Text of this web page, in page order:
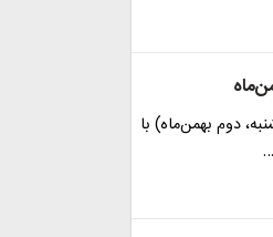
دوم بهمن‌ماه) با